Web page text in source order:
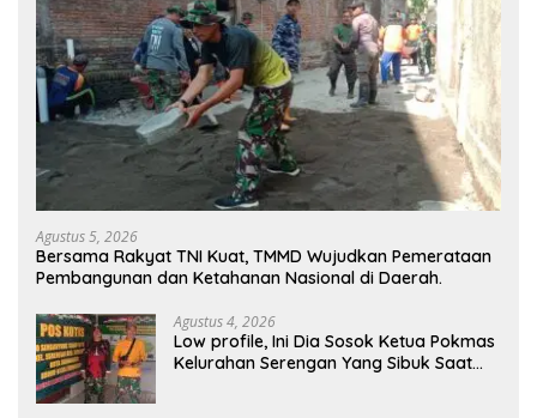
Agustus 5, 2026
Bersama Rakyat TNI Kuat, TMMD Wujudkan Pemerataan
Pembangunan dan Ketahanan Nasional di Daerah.
Agustus 4, 2026
Low profile, Ini Dia Sosok Ketua Pokmas
Kelurahan Serengan Yang Sibuk Saat